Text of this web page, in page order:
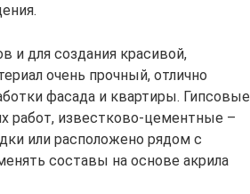
и для создания красивой,
очень прочный, отлично
фасада и квартиры. Гипсовые
работ, известково-цементные –
или расположено рядом с
составы на основе акрила